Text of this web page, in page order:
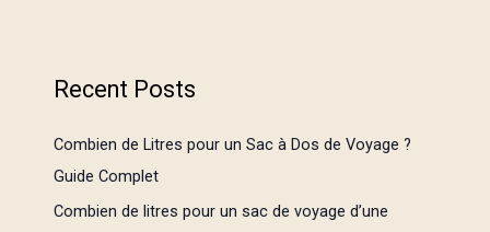
Recent Posts
Combien de Litres pour un Sac à Dos de Voyage ?
Guide Complet
Combien de litres pour un sac de voyage d’une